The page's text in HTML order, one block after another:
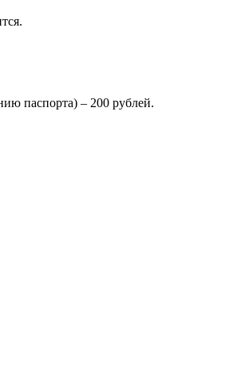
паспорта) – 200 рублей.